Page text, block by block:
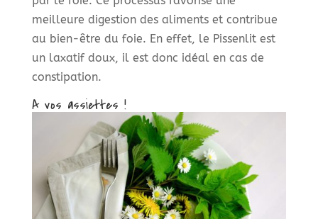
meilleure digestion des aliments et contribue
au bien-être du foie. En effet, le Pissenlit est
un laxatif doux, il est donc idéal en cas de
constipation.
A vos assiettes !